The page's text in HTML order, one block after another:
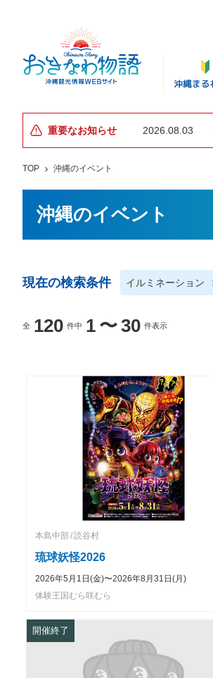
重要なお知らせ 2026.08.03
TOP 沖縄のイベント
沖縄のイベント
現在の検索条件 イルミネーション
全 120 件中 1 〜30 件表示
本島中部 読谷村
琉球妖怪2026
2026年5月1日(金)〜2026年8月31日(月)
体験王国むら咲むら
開催終了